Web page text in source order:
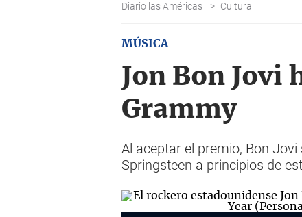
Diario las Américas > Cultura
MÚSICA
Jon Bon Jovi
Grammy
Al aceptar el premio, Bon
Springsteen a principios de